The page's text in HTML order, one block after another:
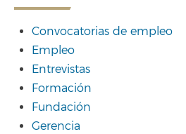
Convocatorias de empleo
Empleo
Entrevistas
Formación
Fundación
Gerencia